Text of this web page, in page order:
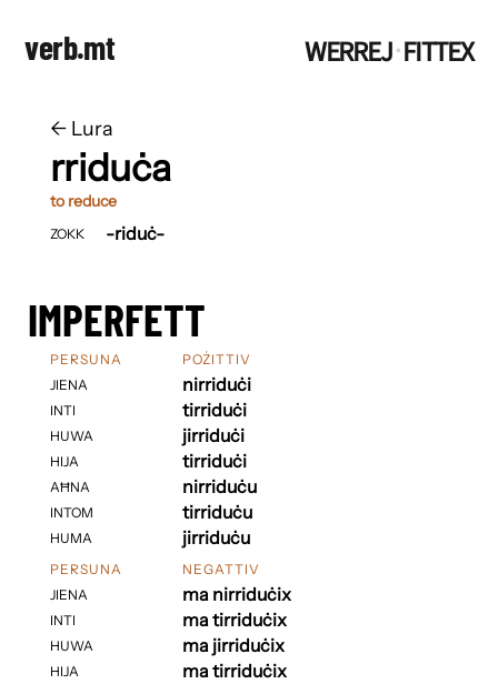
verb.mt WERREJ·FITTEX
← ​​Lura
rriduċa
to reduce
ZOKK -riduċ-
IMPERFETT
PERSUNA
JIENA
INTI
HUWA
HIJA
AĦNA
INTOM
HUMA
POŻITTIV
nirriduċi
tirriduċi
jirriduċi
tirriduċi
nirriduċu
tirriduċu
jirriduċu
PERSUNA
JIENA
INTI
HUWA
HIJA
NEGATTIV
ma nirriduċix
ma tirriduċix
ma jirriduċix
ma tirriduċix